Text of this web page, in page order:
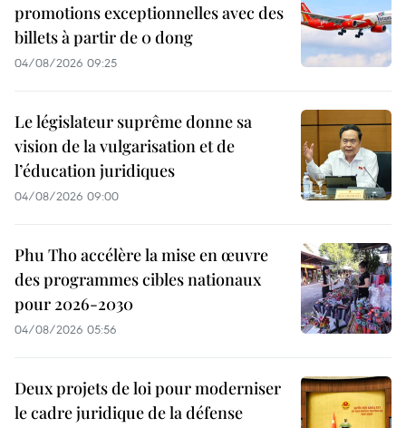
promotions exceptionnelles avec des
billets à partir de 0 dong
04/08/2026 09:25
Le législateur suprême donne sa
vision de la vulgarisation et de
l’éducation juridiques
04/08/2026 09:00
Phu Tho accélère la mise en œuvre
des programmes cibles nationaux
pour 2026-2030
04/08/2026 05:56
Deux projets de loi pour moderniser
le cadre juridique de la défense